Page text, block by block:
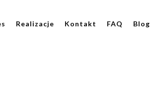
Realizacje Kontakt FAQ Blog